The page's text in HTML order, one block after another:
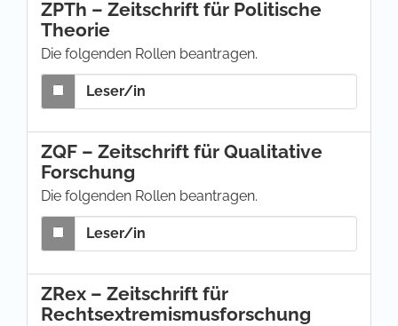
ZPTh – Zeitschrift für Politische
Theorie
Die folgenden Rollen beantragen.
Leser/in
ZQF – Zeitschrift für Qualitative
Forschung
Die folgenden Rollen beantragen.
Leser/in
ZRex – Zeitschrift für
Rechtsextremismusforschung